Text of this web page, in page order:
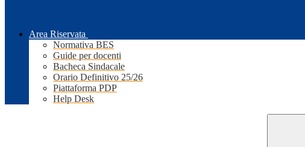
Area Riservata
Normativa BES
Guide per docenti
Bacheca Sindacale
Orario Definitivo 25/26
Piattaforma PDP
Help Desk